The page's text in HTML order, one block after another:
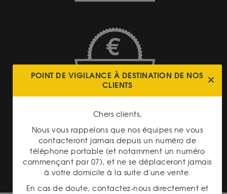
PRIX
PAIEMENT SECURISÉ
POINT DE VIGILANCE À DESTINATION DE NOS
CLIENTS
Chers clients,
Nous vous rappelons que nos équipes ne vous
contacteront jamais depuis un numéro de
téléphone portable (et notamment un numéro
commençant par 07), et ne se déplaceront jamais
à votre domicile à la suite d'une vente.
En cas de doute, contactez-nous directement et